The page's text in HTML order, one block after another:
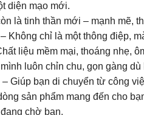
diện mạo mới.
là tinh thần mới – mạnh mẽ,
Không chỉ là một thông điệp,
liệu mềm mại, thoáng nhẹ,
luôn chỉn chu, gọn gàng
Giúp bạn di chuyển từ công
sản phẩm mang đến cho
chờ bạn.